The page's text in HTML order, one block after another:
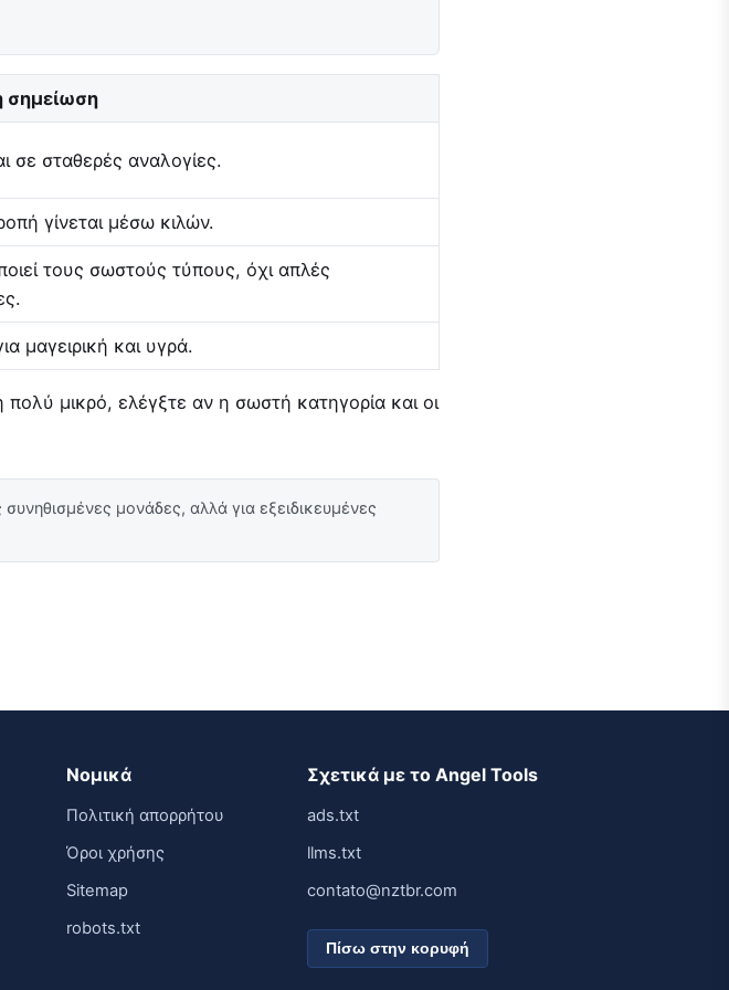
σημείωση
σε σταθερές αναλογίες.
γίνεται μέσω κιλών.
τους σωστούς τύπους, όχι απλές
μαγειρική και υγρά.
μικρό, ελέγξτε αν η σωστή κατηγορία και οι
συνηθισμένες μονάδες, αλλά για εξειδικευμένες
Νομικά
Πολιτική απορρήτου
Όροι χρήσης
Sitemap
robots.txt
Σχετικά με το Angel Tools
ads.txt
llms.txt
contato@nztbr.com
Πίσω στην κορυφή